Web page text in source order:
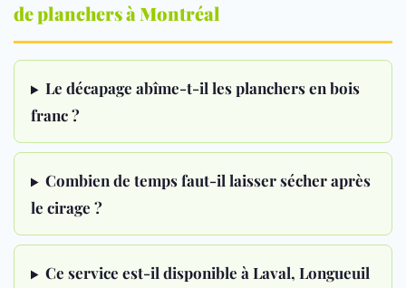
de planchers à Montréal
Le décapage abîme-t-il les planchers en bois
franc ?
Combien de temps faut-il laisser sécher après
le cirage ?
Ce service est-il disponible à Laval, Longueuil